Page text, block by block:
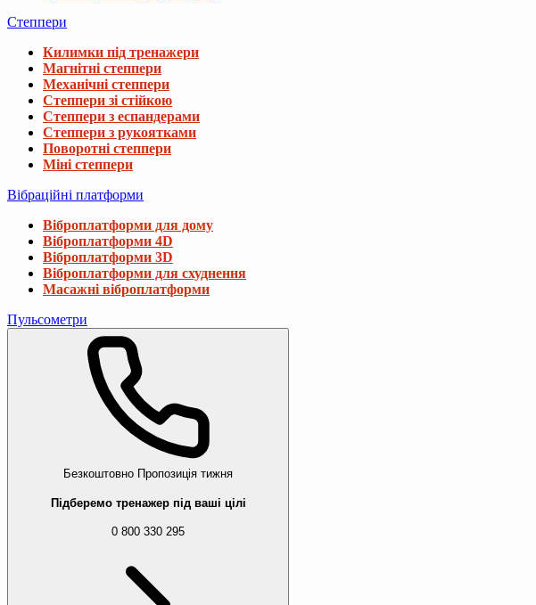
Степпери
Килимки під тренажери
Магнітні степпери
Механічні степпери
Степпери зі стійкою
Степпери з еспандерами
Степпери з рукоятками
Поворотні степпери
Міні степпери
Вібраційні платформи
Віброплатформи для дому
Віброплатформи 4D
Віброплатформи 3D
Віброплатформи для схуднення
Масажні віброплатформи
Пульсометри
Безкоштовно Пропозиція тижня
Підберемо тренажер під ваші цілі
0 800 330 295